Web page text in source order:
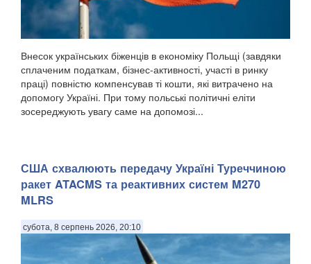
Внесок українських біженців в економіку Польщі (завдяки
сплаченим податкам, бізнес-активності, участі в ринку
праці) повністю компенсував ті кошти, які витрачено на
допомогу Україні. При тому польські політичні еліти
зосереджують увагу саме на допомозі...
США схвалюють передачу Україні Туреччиною
ракет ATACMS та реактивних систем M270
MLRS
субота, 8 серпень 2026, 20:10